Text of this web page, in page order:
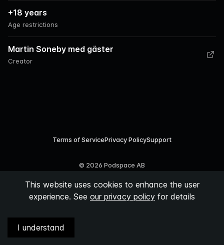
Age restrictions
+18 years
Creator
Martin Soneby med gäster
Terms of ServicePrivacy PolicySupport
© 2026 Podspace AB
This website uses cookies to enhance the user
experience. See our privacy policy for details
I understand